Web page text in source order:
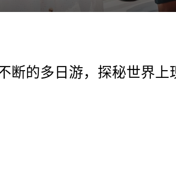
断的多日游，探秘世界